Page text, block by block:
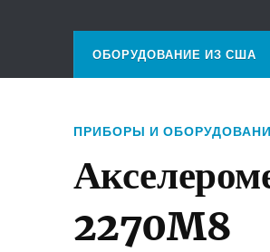
ОБОРУДОВАНИЕ ИЗ США
ПРИБОРЫ И
2270M8